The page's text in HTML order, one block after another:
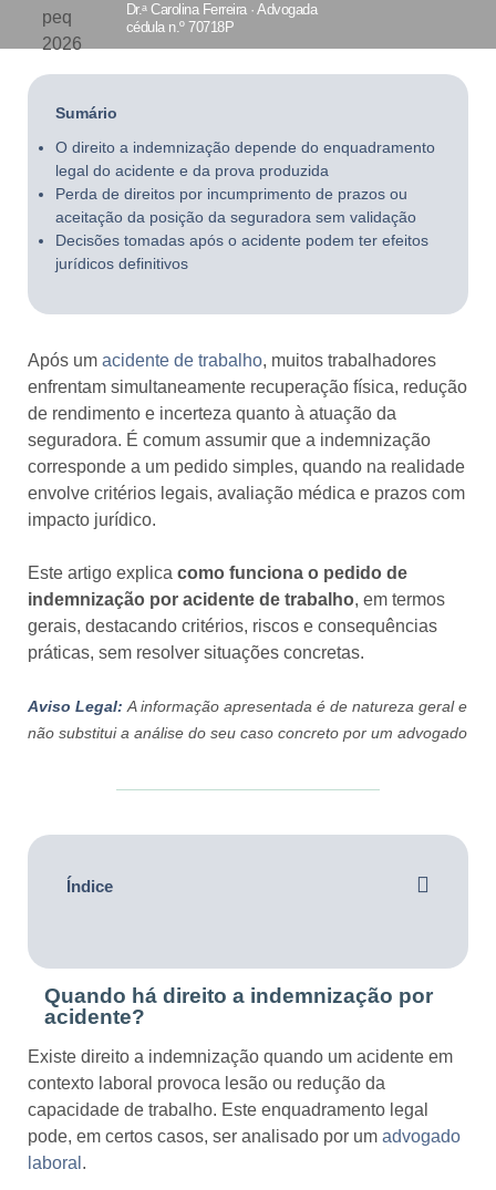
Dr.ᵃ Carolina Ferreira · Advogada
cédula n.º 70718P
Sumário
O direito a indemnização depende do enquadramento
legal do acidente e da prova produzida
Perda de direitos por incumprimento de prazos ou
aceitação da posição da seguradora sem validação
Decisões tomadas após o acidente podem ter efeitos
jurídicos definitivos
Após um acidente de trabalho, muitos trabalhadores
enfrentam simultaneamente recuperação física, redução
de rendimento e incerteza quanto à atuação da
seguradora. É comum assumir que a indemnização
corresponde a um pedido simples, quando na realidade
envolve critérios legais, avaliação médica e prazos com
impacto jurídico.
Este artigo explica como funciona o pedido de
indemnização por acidente de trabalho, em termos
gerais, destacando critérios, riscos e consequências
práticas, sem resolver situações concretas.
Aviso Legal:A informação apresentada é de natureza geral e
não substitui a análise do seu caso concreto por um advogado
Índice
Quando há direito a indemnização por
acidente?
Existe direito a indemnização quando um acidente em
contexto laboral provoca lesão ou redução da
capacidade de trabalho. Este enquadramento legal
pode, em certos casos, ser analisado por um advogado
laboral .